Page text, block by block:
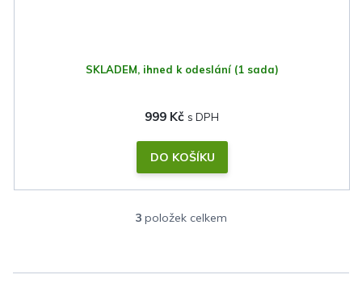
SKLADEM, ihned k odeslání (1 sada)
999 Kč
DO KOŠÍKU
O
l
3 položek celkem